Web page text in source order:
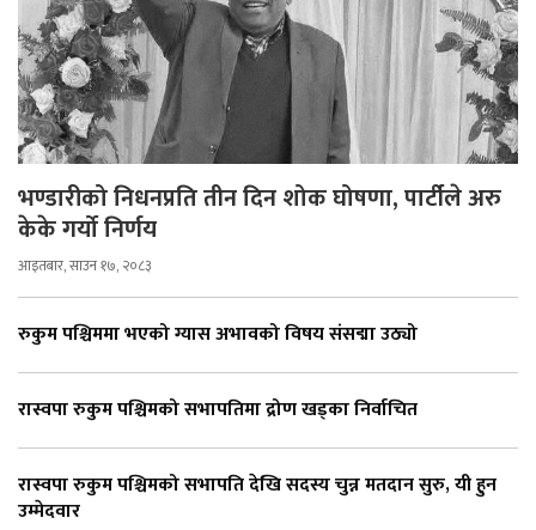
भण्डारीको निधनप्रति तीन दिन शोक घोषणा, पार्टीले अरु
केके गर्यो निर्णय
आइतबार, साउन १७, २०८३
रुकुम पश्चिममा भएको ग्यास अभावको विषय संसद्मा उठ्यो
रास्वपा रुकुम पश्चिमको सभापतिमा द्रोण खड्का निर्वाचित
रास्वपा रुकुम पश्चिमको सभापति देखि सदस्य चुन्न मतदान सुरु, यी हुन
उम्मेदवार